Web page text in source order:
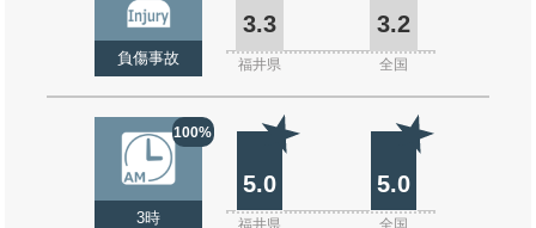
負傷事故
3.3 3.2
福井県 全国
100%
3時
5.0 5.0
福井県 全国